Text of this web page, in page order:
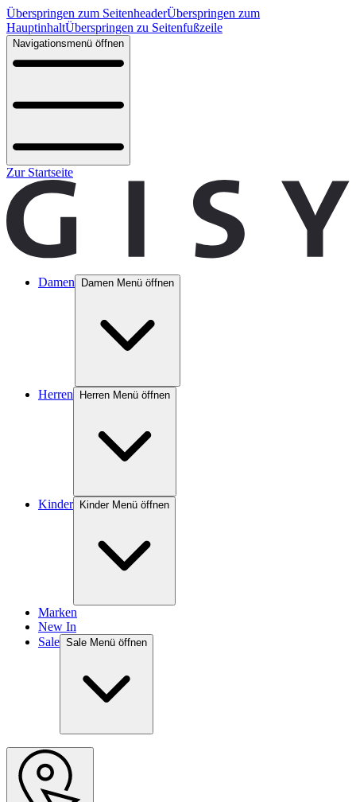
Überspringen zum SeitenheaderÜberspringen zum
HauptinhaltÜberspringen zu Seitenfußzeile
Navigationsmenü öffnen
Zur Startseite
Damen Damen Menü öffnen
Herren Herren Menü öffnen
Kinder Kinder Menü öffnen
Marken
New In
Sale Sale Menü öffnen